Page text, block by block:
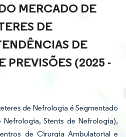
MERCADO DE
DE
DE
PREVISÕES (2025 -
de Nefrologia é Segmentado
Stents de Nefrologia),
de Cirurgia Ambulatorial e